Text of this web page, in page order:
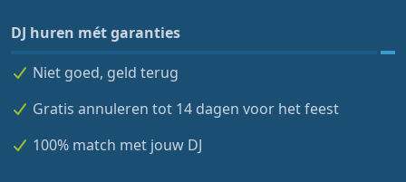
DJ huren mét garanties
Niet goed, geld terug
Gratis annuleren tot 14 dagen voor het feest
100% match met jouw DJ